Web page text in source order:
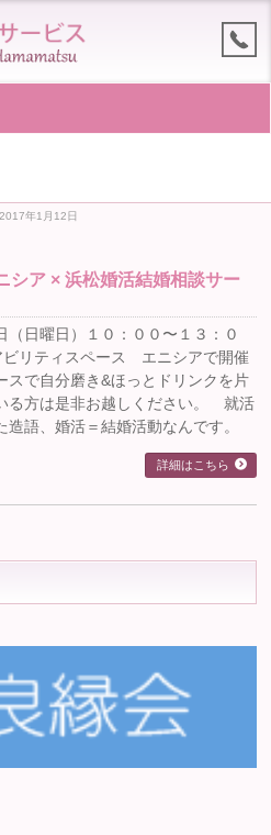
年1月12日
シア × 浜松婚活結婚相談サー
日曜日）１０：００〜１３：０
リティスペース エニシアで開催
スで自分磨き&ほっとドリンクを片
る方は是非お越しください。 就活
語、婚活＝結婚活動なんです。
詳細はこちら